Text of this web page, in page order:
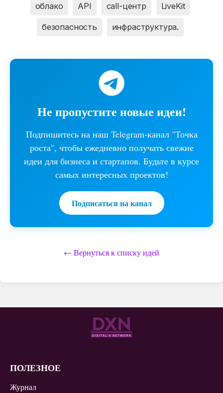
облако API call-центр LiveKit
безопасность инфраструктура.
Не пропустите новые идеи!
Подпишитесь на наш Telegram-канал "Точка
роста", чтобы ежедневно получать свежие
идеи для бизнеса и стартапов. Будьте в курсе
самых интересных проектов!
Подписаться на канал
← Вернуться к списку идей
ПОЛЕЗНОЕ
Журнал